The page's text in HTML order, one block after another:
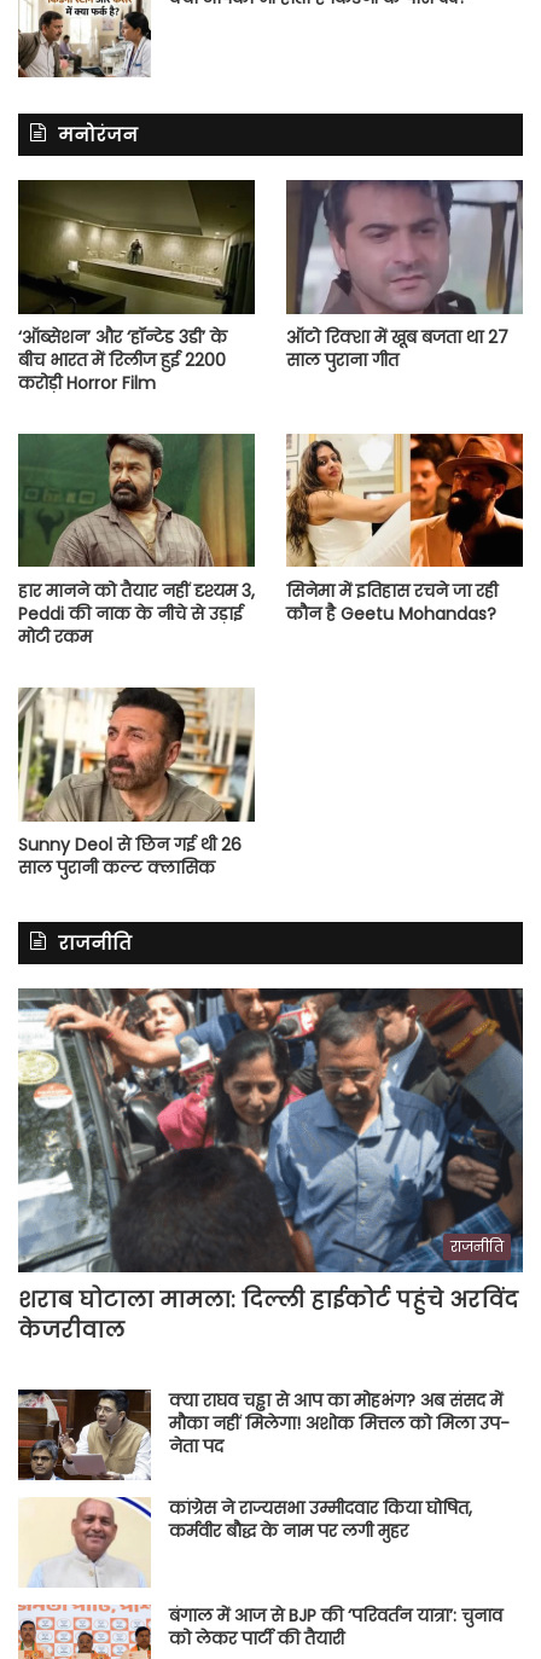
मनोरंजन
‘ऑब्सेशन’ और ‘हॉन्टेड 3डी’ के
बीच भारत में रिलीज हुई 2200
करोड़ी Horror Film
ऑटो रिक्शा में खूब बजता था 27
साल पुराना गीत
हार मानने को तैयार नहीं दृश्यम 3,
Peddi की नाक के नीचे से उड़ाई
मोटी रकम
सिनेमा में इतिहास रचने जा रही
कौन है Geetu Mohandas?
Sunny Deol से छिन गई थी 26
साल पुरानी कल्ट क्लासिक
राजनीति
राजनीति
शराब घोटाला मामला: दिल्ली हाईकोर्ट पहुंचे अरविंद
केजरीवाल
क्या राघव चड्ढा से आप का मोहभंग? अब संसद में
मौका नहीं मिलेगा! अशोक मित्तल को मिला उप-
नेता पद
कांग्रेस ने राज्यसभा उम्मीदवार किया घोषित,
कर्मवीर बौद्ध के नाम पर लगी मुहर
बंगाल में आज से BJP की ‘परिवर्तन यात्रा’: चुनाव
को लेकर पार्टी की तैयारी